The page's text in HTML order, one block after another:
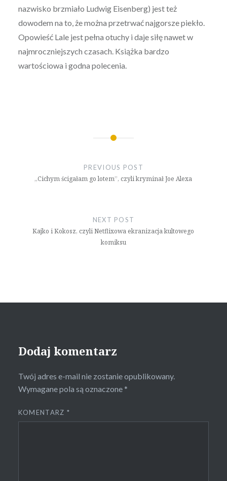
nazwisko brzmiało Ludwig Eisenberg) jest też
dowodem na to, że można przetrwać najgorsze piekło.
Opowieść Lale jest pełna otuchy i daje siłę nawet w
najmroczniejszych czasach. Książka bardzo
wartościowa i godna polecenia.
PREVIOUS POST
,,Cichym ścigałam go lotem”, czyli kryminał Joe Alexa
NEXT POST
Kajko i Kokosz, czyli Netflixowa ekranizacja kultowego
komiksu
Dodaj komentarz
Twój adres e-mail nie zostanie opublikowany.
Wymagane pola są oznaczone *
KOMENTARZ *